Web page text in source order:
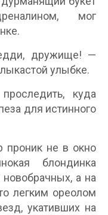
мог
дружище! —
улыбке.
куда
для истинного
проник не в окно
блондинка
а на
легким ореолом
укативших на